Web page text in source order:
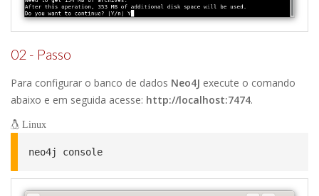
02 - Passo
Para configurar o banco de dados Neo4J execute o comando
abaixo e em seguida acesse: http://localhost:7474.
Linux
neo4j console